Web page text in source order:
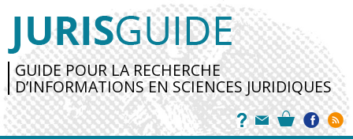
GUIDE POUR LA RECHERCHE
D’INFORMATIONS EN SCIENCES JURIDIQUES